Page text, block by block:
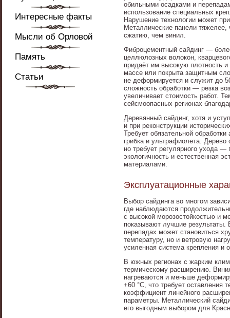
Интересные факты
Мысли об Орловой
Память
Статьи
обильными осадками и
использование специальных
Нарушение технологии может
Металлические панели
сжатию, чем винил.
Фиброцементный сайдинг —
целлюлозных волокон,
придаёт им высокую плотность
массе или покрыта защитным
не деформируется и служит до
сложность обработки — резка
увеличивает стоимость работ.
сейсмоопасных регионах
Деревянный сайдинг, хотя и
и при реконструкции
Требует обязательной
грибка и ультрафиолета.
но требует регулярного ухода
экологичность и естественная
материалами.
Эксплуатационные
Выбор сайдинга во многом
где наблюдаются
с высокой морозостойкостью и
показывают лучшие результаты.
перепадах может становиться
температуру, но и ветровую
усиленная система крепления и
В южных регионах с жарким
термическому расширению.
нагреваются и меньше
+60 °C, что требует оставления
коэффициент линейного
параметры. Металлический
его выгодным выбором для